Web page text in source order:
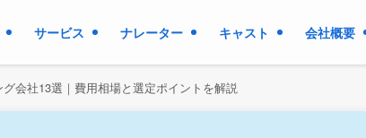
サービス ナレーター キャスト 会社概要
会社13選｜費用相場と選定ポイントを解説